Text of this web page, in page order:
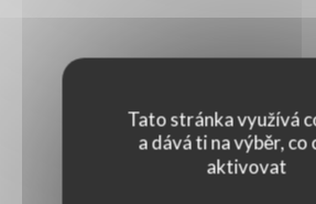
Tato stránka využívá
a dává ti na výběr, co
aktivovat